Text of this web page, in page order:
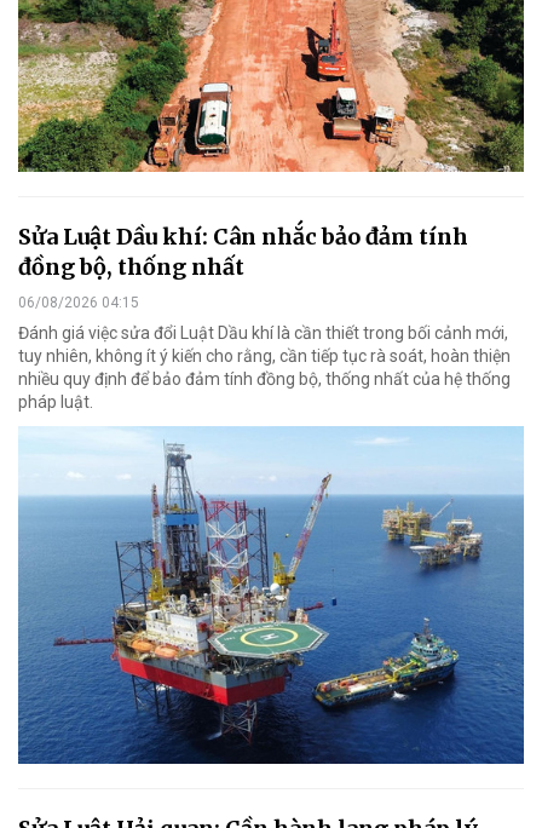
Sửa Luật Dầu khí: Cân nhắc bảo đảm tính
đồng bộ, thống nhất
06/08/2026 04:15
Đánh giá việc sửa đổi Luật Dầu khí là cần thiết trong bối cảnh mới,
tuy nhiên, không ít ý kiến cho rằng, cần tiếp tục rà soát, hoàn thiện
nhiều quy định để bảo đảm tính đồng bộ, thống nhất của hệ thống
pháp luật.